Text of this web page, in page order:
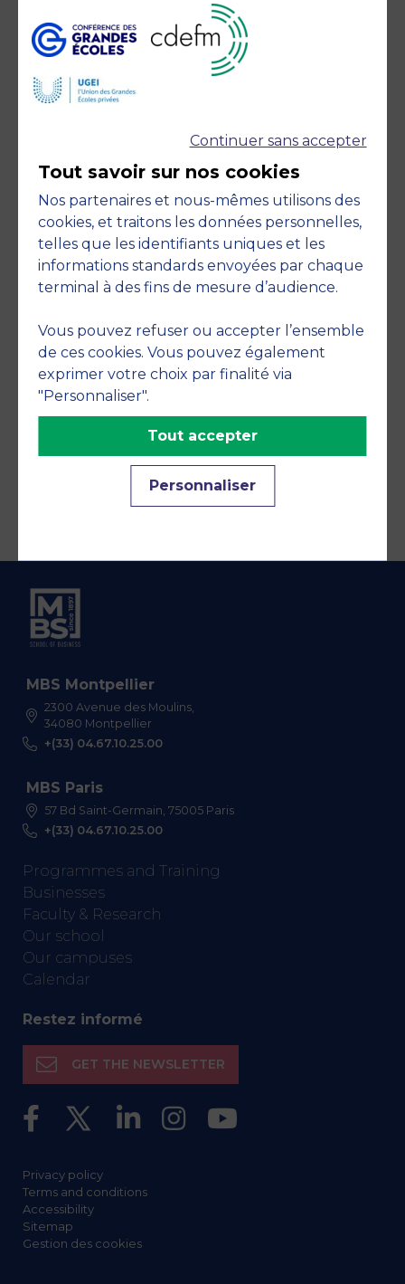
MBS Montpellier
2300 Avenue des Moulins,
34080 Montpellier
+(33) 04.67.10.25.00
MBS Paris
57 Bd Saint-Germain, 75005 Paris
+(33) 04.67.10.25.00
Programmes and Training
Businesses
Faculty & Research
Our school
Our campuses
Calendar
Restez informé
GET THE NEWSLETTER
Privacy policy
Terms and conditions
Accessibility
Sitemap
Gestion des cookies
Continuer sans accepter
Tout savoir sur nos cookies
Nos partenaires et nous-mêmes utilisons des
cookies, et traitons les données personnelles,
telles que les identifiants uniques et les
informations standards envoyées par chaque
terminal à des fins de mesure d’audience.
Vous pouvez refuser ou accepter l’ensemble
de ces cookies. Vous pouvez également
exprimer votre choix par finalité via
"Personnaliser".
Personnaliser
Tout accepter